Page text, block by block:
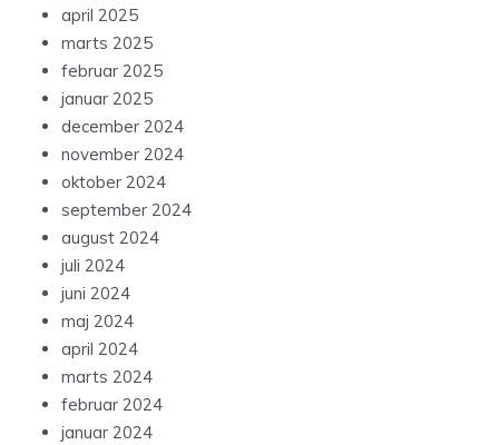
april 2025
marts 2025
februar 2025
januar 2025
december 2024
november 2024
oktober 2024
september 2024
august 2024
juli 2024
juni 2024
maj 2024
april 2024
marts 2024
februar 2024
januar 2024